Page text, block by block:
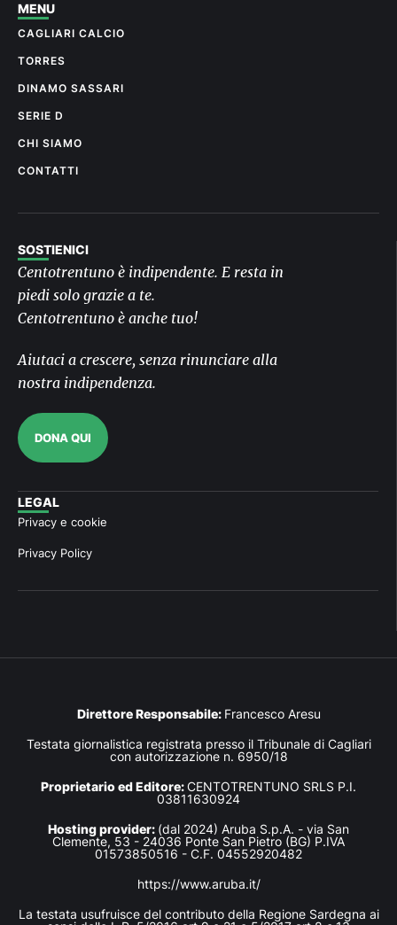
MENU
CAGLIARI CALCIO
TORRES
DINAMO SASSARI
SERIE D
CHI SIAMO
CONTATTI
SOSTIENICI
Centotrentuno è indipendente. E resta in
piedi solo grazie a te.
Centotrentuno è anche tuo!
Aiutaci a crescere, senza rinunciare alla
nostra indipendenza.
DONA QUI
LEGAL
Privacy e cookie
Privacy Policy
Direttore Responsabile: Francesco Aresu
Testata giornalistica registrata presso il Tribunale di Cagliari
con autorizzazione n. 6950/18
Proprietario ed Editore:CENTOTRENTUNO SRLS P.I.
03811630924
Hosting provider: (dal 2024) Aruba S.p.A. - via San
Clemente, 53 - 24036 Ponte San Pietro (BG) P.IVA
01573850516 - C.F. 04552920482
https://www.aruba.it/
La testata usufruisce del contributo della Regione Sardegna ai